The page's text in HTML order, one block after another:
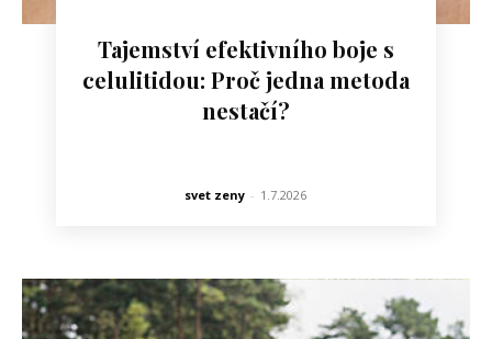
Tajemství efektivního boje s
celulitidou: Proč jedna metoda
nestačí?
svet zeny - 1.7.2026